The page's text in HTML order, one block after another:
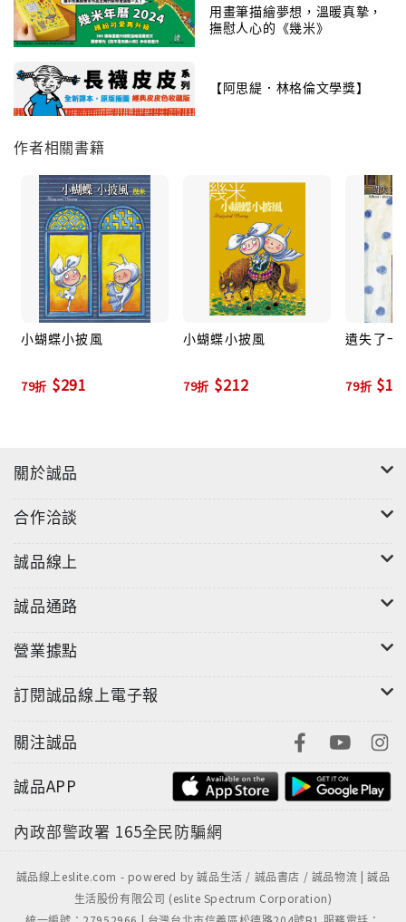
用畫筆描繪夢想，溫暖真摯，
撫慰人心的《幾米》
【阿思緹．林格倫文學獎】
作者相關書籍
小蝴蝶小披風
79折 $291
小蝴蝶小披風
79折 $212
遺失了一
79折
關於誠品
合作洽談
誠品線上
誠品通路
營業據點
訂閱誠品線上電子報
關注誠品
誠品APP
內政部警政署 165全民防騙網
誠品線上eslite.com - powered by 誠品生活 / 誠品書店 / 誠品物流 | 誠品
生活股份有限公司 (eslite Spectrum Corporation)